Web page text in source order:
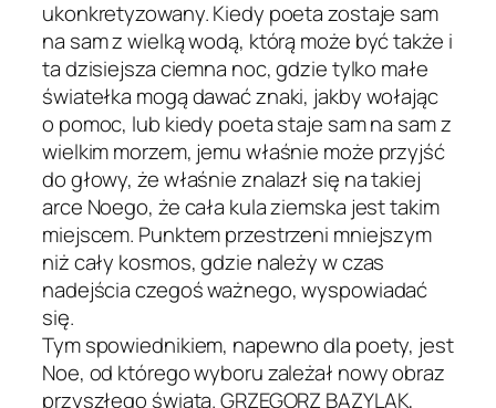
ukonkretyzowany. Kiedy poeta zostaje sam
na sam z wielką wodą, którą może być także i
ta dzisiejsza ciemna noc, gdzie tylko małe
światełka mogą dawać znaki, jakby wołając
o pomoc, lub kiedy poeta staje sam na sam z
wielkim morzem, jemu właśnie może przyjść
do głowy, że właśnie znalazł się na takiej
arce Noego, że cała kula ziemska jest takim
miejscem. Punktem przestrzeni mniejszym
niż cały kosmos, gdzie należy w czas
nadejścia czegoś ważnego, wyspowiadać
się.
Tym spowiednikiem, napewno dla poety, jest
Noe, od którego wyboru zależał nowy obraz
przyszłego świata. GRZEGORZ BAZYLAK,